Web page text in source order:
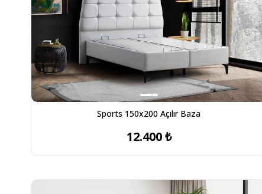
Sports 150x200 Açılır Baza
12.400 ₺